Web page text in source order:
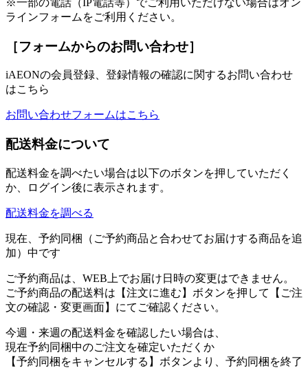
ラインフォームをご利用ください。
［フォームからのお問い合わせ］
iAEONの会員登録、登録情報の確認に関するお問い合わせ
はこちら
お問い合わせフォームはこちら
配送料金について
配送料金を調べたい場合は以下のボタンを押していただく
か、ログイン後に表示されます。
配送料金を調べる
現在、予約同梱（ご予約商品と合わせてお届けする商品を追
加）中です
ご予約商品は、WEB上でお届け日時の変更はできません。
ご予約商品の配送料は【注文に進む】ボタンを押して【ご注
文の確認・変更画面】にてご確認ください。
今週・来週の配送料金を確認したい場合は、
現在予約同梱中のご注文を確定いただくか
【予約同梱をキャンセルする】ボタンより、予約同梱を終了